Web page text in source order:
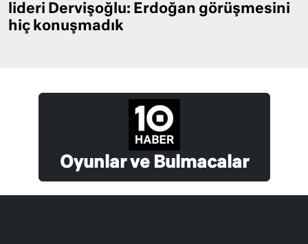
lideri Dervişoğlu: Erdoğan görüşmesini
hiç konuşmadık
Oyunlar ve Bulmacalar